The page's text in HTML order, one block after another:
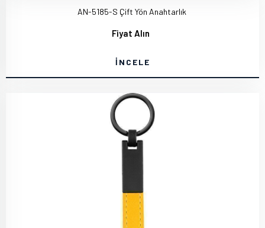
AN-5185-S Çift Yön Anahtarlık
Fiyat Alın
İNCELE